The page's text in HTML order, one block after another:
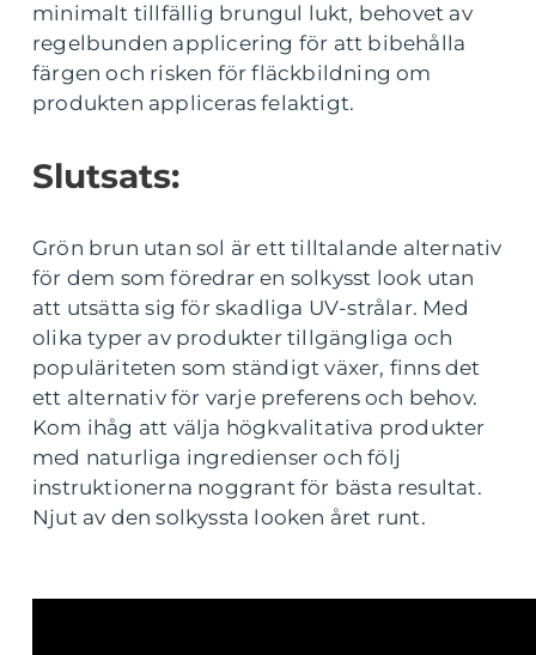
minimalt tillfällig brungul lukt, behovet av
regelbunden applicering för att bibehålla
färgen och risken för fläckbildning om
produkten appliceras felaktigt.
Slutsats:
Grön brun utan sol är ett tilltalande alternativ
för dem som föredrar en solkysst look utan
att utsätta sig för skadliga UV-strålar. Med
olika typer av produkter tillgängliga och
populäriteten som ständigt växer, finns det
ett alternativ för varje preferens och behov.
Kom ihåg att välja högkvalitativa produkter
med naturliga ingredienser och följ
instruktionerna noggrant för bästa resultat.
Njut av den solkyssta looken året runt.